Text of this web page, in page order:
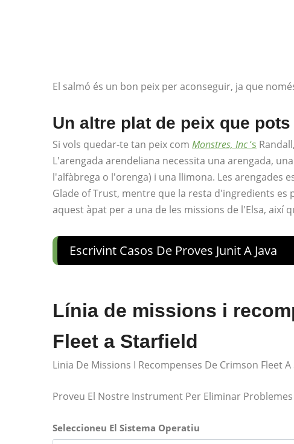
El salmó és un bon peix per aconseguir, ja que
Un altre plat de peix que
Si vols quedar-te tan peix com Monstres, Inc‘s
L'arengada arendeliana necessita una arengada,
l'alfàbrega o l'orenga) i una llimona. Les arengades
Glade of Trust, mentre que la resta d'ingredients es
aquest àpat per a una de les missions de l'Elsa, així
Escrivint Casos De Proves Junit A Java
Línia de missions i
Fleet a Starfield
Linia De Missions I Recompenses De Crimson Fleet
Proveu El Nostre Instrument Per Eliminar Problemes
Seleccioneu El Sistema Operatiu